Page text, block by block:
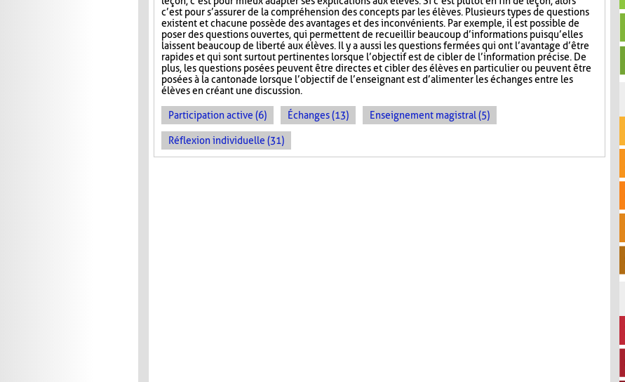
c’est pour s’assurer de la compréhension des concepts par les élèves. Plusieurs types de questions
existent et chacune possède des avantages et des inconvénients. Par exemple, il est possible de
poser des questions ouvertes, qui permettent de recueillir beaucoup d’informations puisqu’elles
laissent beaucoup de liberté aux élèves. Il y a aussi les questions fermées qui ont l’avantage d’être
rapides et qui sont surtout pertinentes lorsque l’objectif est de cibler de l’information précise. De
plus, les questions posées peuvent être directes et cibler des élèves en particulier ou peuvent être
posées à la cantonade lorsque l’objectif de l’enseignant est d’alimenter les échanges entre les
élèves en créant une discussion.
Participation active (6) Échanges (13) Enseignement magistral (5)
Réflexion individuelle (31)